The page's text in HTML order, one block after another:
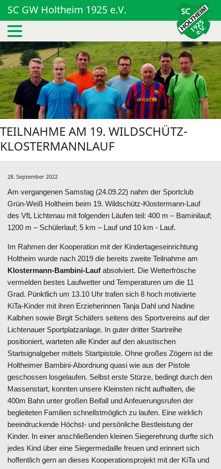
SC GW Holtheim 1925 e.V.
TEILNAHME AM 19. WILDSCHÜTZ-
KLOSTERMANNLAUF
28. September 2022
Am vergangenen Samstag (24.09.22) nahm der Sportclub
Grün-Weiß Holtheim beim 19. Wildschütz-Klostermann-Lauf
des VfL Lichtenau mit folgenden Läufen teil: 400 m – Baminilauf;
1200 m – Schülerlauf; 5 km – Lauf und 10 km - Lauf.
Im Rahmen der Kooperation mit der Kindertageseinrichtung
Holtheim wurde nach 2019 die bereits zweite Teilnahme am
Klostermann-Bambini-Lauf absolviert. Die Wetterfrösche
vermelden bestes Laufwetter und Temperaturen um die 11
Grad. Pünktlich um 13.10 Uhr trafen sich 8 hoch motivierte
KiTa-Kinder mit ihren Erzieherinnen Tanja Dahl und Nadine
Kalbhen sowie Birgit Schäfers seitens des Sportvereins auf der
Lichtenauer Sportplatzanlage. In guter dritter Startreihe
positioniert, warteten alle Kinder auf den akustischen
Startsignalgeber mittels Startpistole. Ohne großes Zögern ist die
Holtheimer Bambini-Abordnung quasi wie aus der Pistole
geschossen losgelaufen. Selbst erste Stürze, bedingt durch den
Massenstart, konnten unsere Kleinsten nicht aufhalten, die
400m Bahn unter großen Beifall und Anfeuerungsrufen der
begleiteten Familien schnellstmöglich zu laufen. Eine wirklich
beeindruckende Höchst- und persönliche Bestleistung der
Kinder. In einer anschließenden kleinen Siegerehrung durfte sich
jedes Kind über eine Siegermedaille freuen und erinnert sich
hoffentlich gern an dieses Kooperationsprojekt mit der KiTa und